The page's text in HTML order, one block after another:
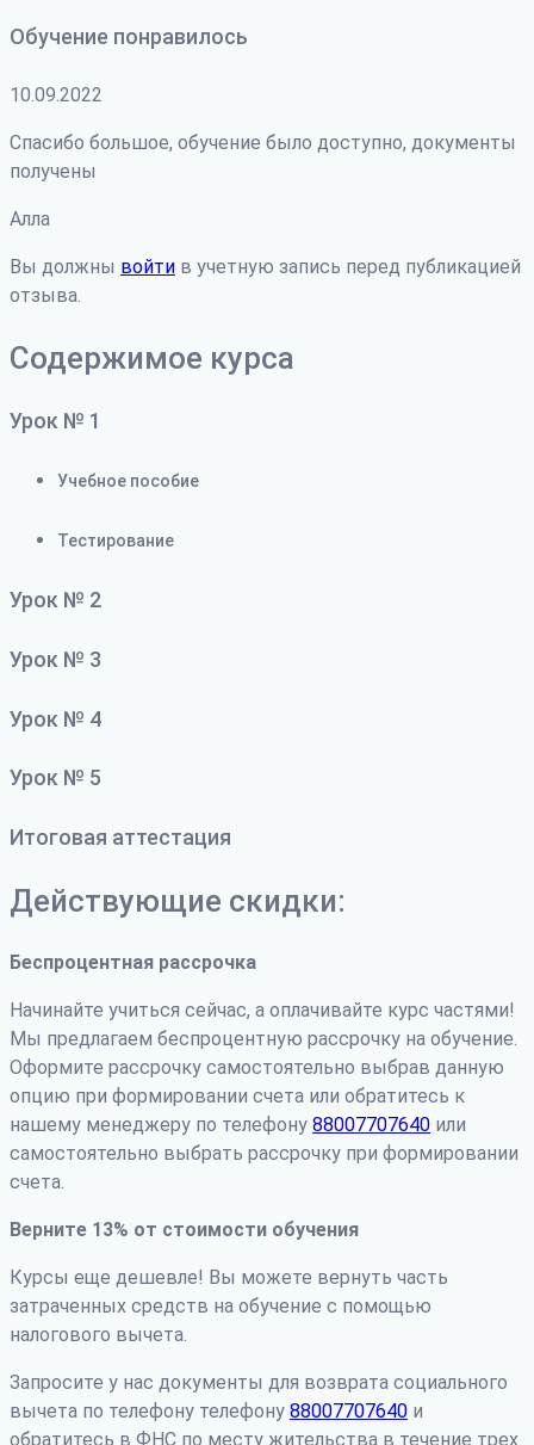
Обучение понравилось
10.09.2022
Спасибо большое, обучение было доступно, документы
получены
Алла
Вы должны войти в учетную запись перед публикацией
отзыва.
Содержимое курса
Урок № 1
Учебное пособие
Тестирование
Урок № 2
Урок № 3
Урок № 4
Урок № 5
Итоговая аттестация
Действующие скидки:
Беспроцентная рассрочка
Начинайте учиться сейчас, а оплачивайте курс частями!
Мы предлагаем беспроцентную рассрочку на обучение.
Оформите рассрочку самостоятельно выбрав данную
опцию при формировании счета или обратитесь к
нашему менеджеру по телефону 88007707640 или
самостоятельно выбрать рассрочку при формировании
счета.
Верните 13% от стоимости обучения
Курсы еще дешевле! Вы можете вернуть часть
затраченных средств на обучение с помощью
налогового вычета.
Запросите у нас документы для возврата социального
вычета по телефону телефону 88007707640 и
обратитесь в ФНС по месту жительства в течение трех